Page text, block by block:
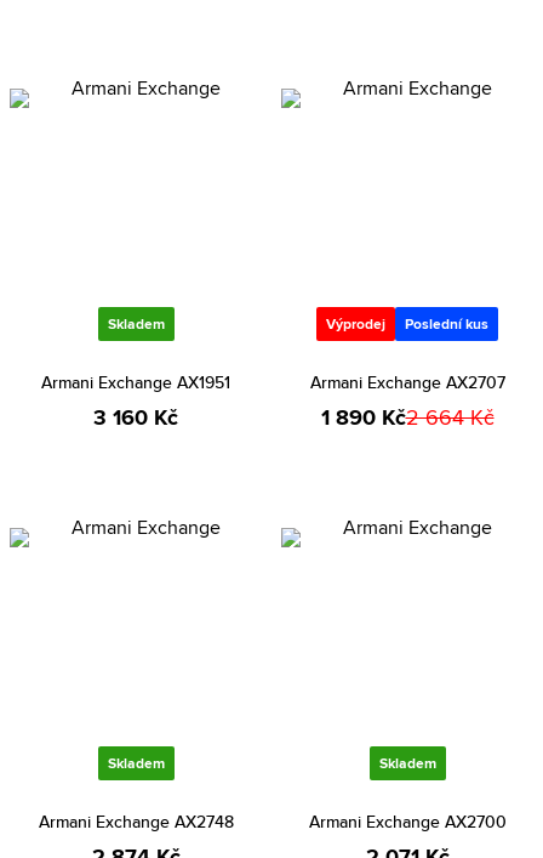
Skladem
Armani Exchange AX1951
3 160 Kč
Výprodej Poslední kus
Armani Exchange AX2707
1 890 Kč2 664 Kč
Skladem
Armani Exchange AX2748
Skladem
Armani Exchange AX2700